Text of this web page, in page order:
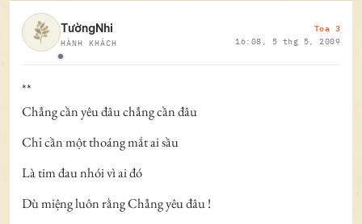
Ngoại tuyến
TườngNhi
HÀNH KHÁCH
Toa 3
16:08, 5 thg 5, 2009
**
Chẳng cần yêu đâu chẳng cần đâu
Chỉ cần một thoáng mắt ai sầu
Là tim đau nhói vì ai đó
Dù miệng luôn rằng Chẳng yêu đâu !